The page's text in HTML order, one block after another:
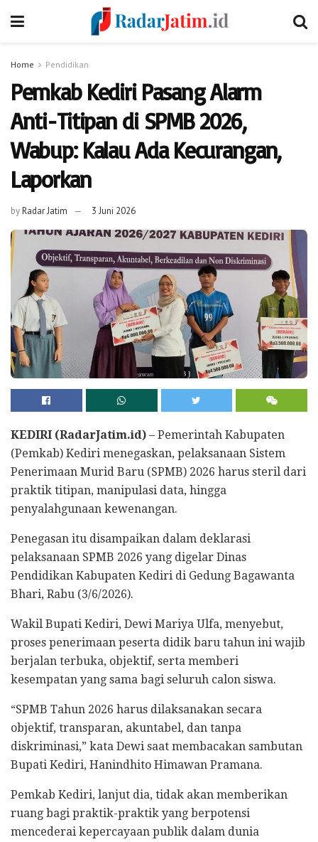
Home Pendidikan
Pemkab Kediri Pasang Alarm
Anti-Titipan di SPMB 2026,
Wabup: Kalau Ada Kecurangan,
Laporkan
byRadar Jatim 3 Juni 2026
KEDIRI (RadarJatim.id) – Pemerintah Kabupaten
(Pemkab) Kediri menegaskan, pelaksanaan Sistem
Penerimaan Murid Baru (SPMB) 2026 harus steril dari
praktik titipan, manipulasi data, hingga
penyalahgunaan kewenangan.
Penegasan itu disampaikan dalam deklarasi
pelaksanaan SPMB 2026 yang digelar Dinas
Pendidikan Kabupaten Kediri di Gedung Bagawanta
Bhari, Rabu (3/6/2026).
Wakil Bupati Kediri, Dewi Mariya Ulfa, menyebut,
proses penerimaan peserta didik baru tahun ini wajib
berjalan terbuka, objektif, serta memberi
kesempatan yang sama bagi seluruh calon siswa.
“SPMB Tahun 2026 harus dilaksanakan secara
objektif, transparan, akuntabel, dan tanpa
diskriminasi,” kata Dewi saat membacakan sambutan
Bupati Kediri, Hanindhito Himawan Pramana.
Pemkab Kediri, lanjut dia, tidak akan memberikan
ruang bagi praktik-praktik yang berpotensi
mencederai kepercayaan publik dalam dunia